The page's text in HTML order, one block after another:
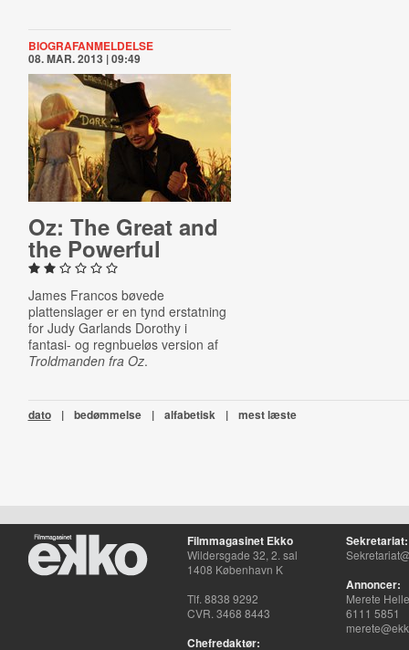
BIOGRAFANMELDELSE
08. MAR. 2013 | 09:49
Oz: The Great and
the Powerful
James Francos bøvede
plattenslager er en tynd erstatning
for Judy Garlands Dorothy i
fantasi- og regnbueløs version af
Troldmanden fra Oz.
dato | bedømmelse | alfabetisk | mest læste
Filmmagasinet Ekko
Wildersgade 32, 2. sal
1408 København K
Tlf. 8838 9292
CVR. 3468 8443
Chefredaktør:
Sekretariat:
Annoncer:
Merete
6111 5851